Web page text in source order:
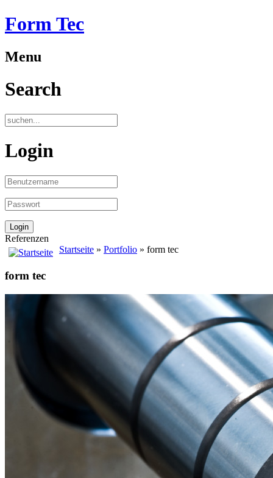
Form Tec
Menu
Search
Login
Referenzen
Startseite » Portfolio » form tec
form tec